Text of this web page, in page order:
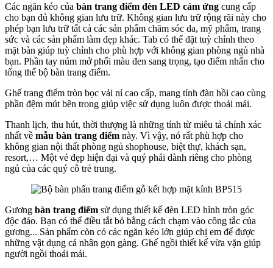
Các ngăn kéo của bàn trang điểm đèn LED cảm ứng cung cấp
cho bạn đủ không gian lưu trữ. Không gian lưu trữ rộng rãi này cho
phép bạn lưu trữ tất cả các sản phẩm chăm sóc da, mỹ phẩm, trang
sức và các sản phẩm làm đẹp khác. Tab có thể đặt tuỳ chỉnh theo
mặt bàn giúp tuỳ chỉnh cho phù hợp với không gian phòng ngủ nhà
bạn. Phần tay núm mở phối màu đen sang trọng, tạo điểm nhấn cho
tổng thể bộ bàn trang điểm.
Ghế trang điểm tròn bọc vải nỉ cao cấp, mang tính đàn hồi cao cùng
phần đệm mút bên trong giúp việc sử dụng luôn được thoải mái.
Thanh lịch, thu hút, thời thượng là những tính từ miêu tả chính xác
nhất về mẫu bàn trang điểm này. Vì vậy, nó rất phù hợp cho
không gian nội thất phòng ngủ shophouse, biệt thự, khách sạn,
resort,… Một vẻ đẹp hiện đại và quý phái dành riêng cho phòng
ngủ của các quý cô trẻ trung.
Gương bàn trang điểm sử dụng thiết kế đèn LED hình tròn góc
độc đáo. Bạn có thể điều tắt bỏ bằng cách chạm vào công tắc của
gương... Sản phẩm còn có các ngăn kéo lớn giúp chị em để được
những vật dụng cá nhân gọn gàng. Ghế ngồi thiết kế vừa vặn giúp
người ngồi thoải mái.